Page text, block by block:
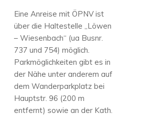
Eine Anreise mit ÖPNV ist
über die Haltestelle „Löwen
– Wiesenbach“ (ua Busnr.
737 und 754) möglich.
Parkmöglichkeiten gibt es in
der Nähe unter anderem auf
dem Wanderparkplatz bei
Hauptstr. 96 (200 m
entfernt) sowie an der Kath.